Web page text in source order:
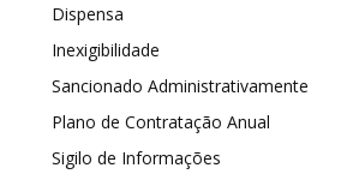
Dispensa
Inexigibilidade
Sancionado Administrativamente
Plano de Contratação Anual
Sigilo de Informações